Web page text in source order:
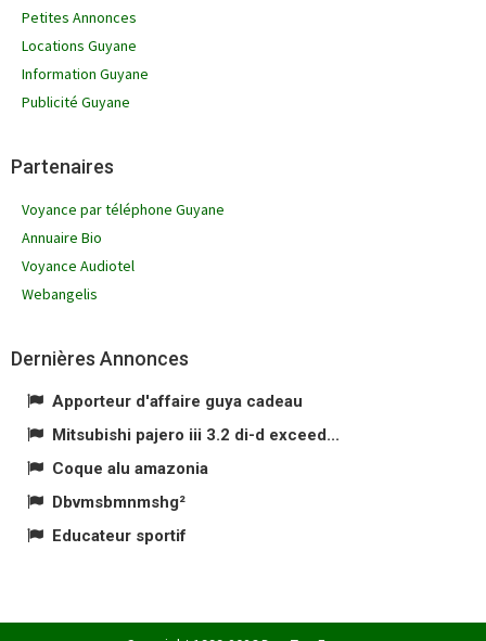
Petites Annonces
Locations Guyane
Information Guyane
Publicité Guyane
Partenaires
Voyance par téléphone Guyane
Annuaire Bio
Voyance Audiotel
Webangelis
Dernières Annonces
Apporteur d'affaire guya cadeau
Mitsubishi pajero iii 3.2 di-d exceed...
Coque alu amazonia
Dbvmsbmnmshg²
Educateur sportif